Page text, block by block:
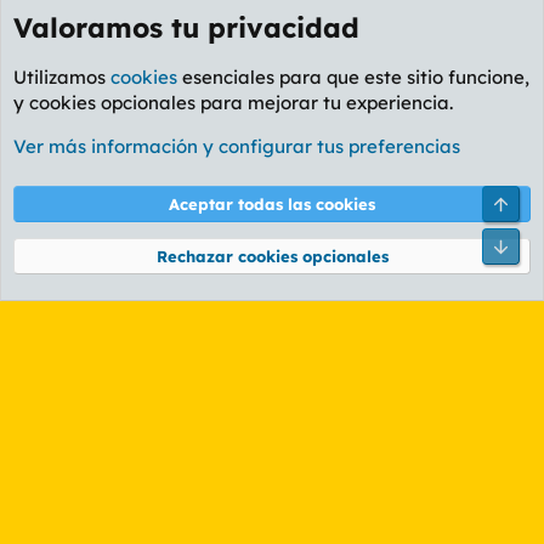
Foro General
Cookies
PL OLDSTYLE AMARILLO
Términos y reglas Política de privacidad Ayuda
Community platform by XenForo® © 2010-2026 XenForo Ltd.
Valoramos tu privacidad
Utilizamos cookies esenciales para que este sitio funcione,
y cookies opcionales para mejorar tu experiencia.
Ver más información y configurar tus preferencias
Aceptar todas las cookies
Rechazar cookies opcionales
Pie